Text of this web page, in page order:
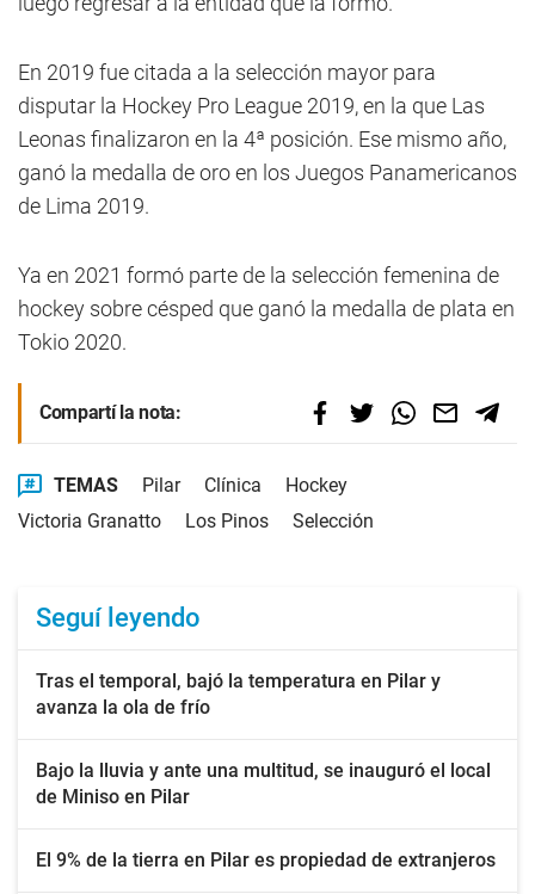
En 2019 fue citada a la selección mayor para
disputar la Hockey Pro League 2019, en la que Las
Leonas finalizaron en la 4ª posición. Ese mismo año,
ganó la medalla de oro en los Juegos Panamericanos
de Lima 2019.
Ya en 2021 formó parte de la selección femenina de
hockey sobre césped que ganó la medalla de plata en
Tokio 2020.
Compartí la nota:
TEMAS Pilar Clínica
Hockey
Victoria Granatto
Los Pinos Selección
Seguí leyendo
Tras el temporal, bajó la temperatura en Pilar y
avanza la ola de frío
Bajo la lluvia y ante una multitud, se inauguró el local
de Miniso en Pilar
El 9% de la tierra en Pilar es propiedad de extranjeros